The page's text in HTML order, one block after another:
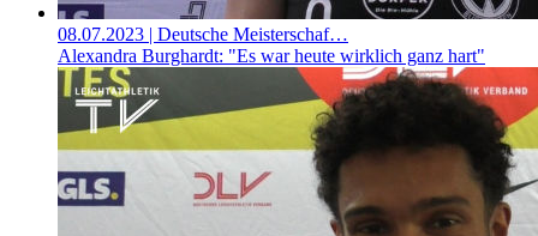
08.07.2023 | Deutsche Meisterschaf…
Alexandra Burghardt: "Es war heute wirklich ganz hart"